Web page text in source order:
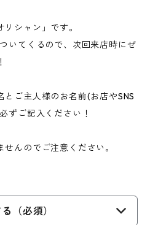
シャン」です。
いてくるので、次回来店時にぜ
とご主人様のお名前(お店やSNS
ずご記入ください！
んのでご注意ください。
（必須）